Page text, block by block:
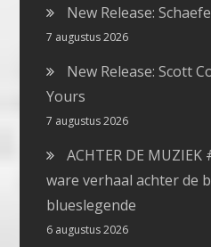
New Release:
7 augustus 2026
New Release: Scott
Yours
7 augustus 2026
ACHTER DE
ware verhaal achter de
blueslegende
6 augustus 2026